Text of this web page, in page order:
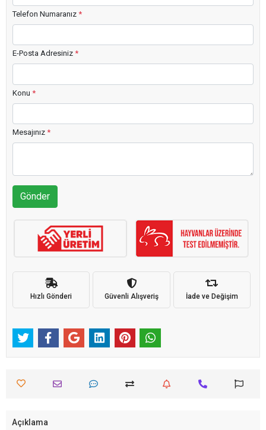
Telefon Numaranız *
E-Posta Adresiniz *
Konu *
Mesajınız *
Gönder
Hızlı Gönderi Güvenli Alışveriş İade ve Değişim
Açıklama